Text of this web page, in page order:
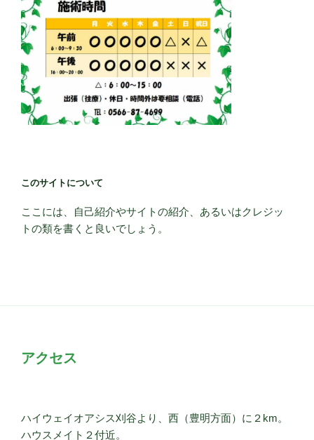
このサイトについて
ここには、自己紹介やサイトの紹介、あるいはクレジッ
トの類を書くと良いでしょう。
アクセス
ハイウェイオアシス刈谷より、西（豊明方面）に２km。
ハウスメイト２付近。